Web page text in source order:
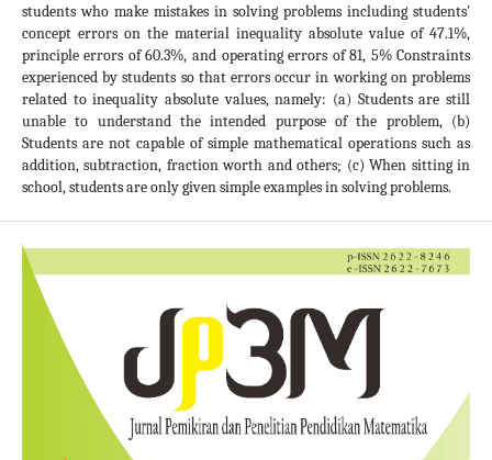
students who make mistakes in solving problems including students'
concept errors on the material inequality absolute value of 47.1%,
principle errors of 60.3%, and operating errors of 81, 5% Constraints
experienced by students so that errors occur in working on problems
related to inequality absolute values, namely: (a) Students are still
unable to understand the intended purpose of the problem, (b)
Students are not capable of simple mathematical operations such as
addition, subtraction, fraction worth and others; (c) When sitting in
school, students are only given simple examples in solving problems.